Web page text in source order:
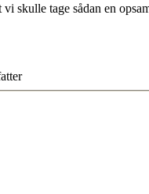
skulle tage sådan en